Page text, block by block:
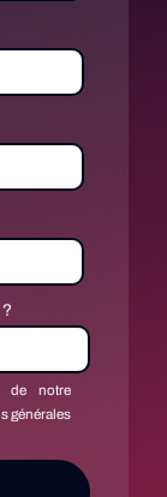
de notre
générales